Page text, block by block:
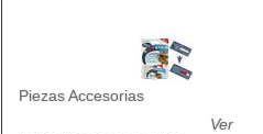
Piezas Accesorias
Ver